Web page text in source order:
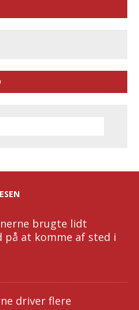
brugte lidt
at komme af sted i
driver flere